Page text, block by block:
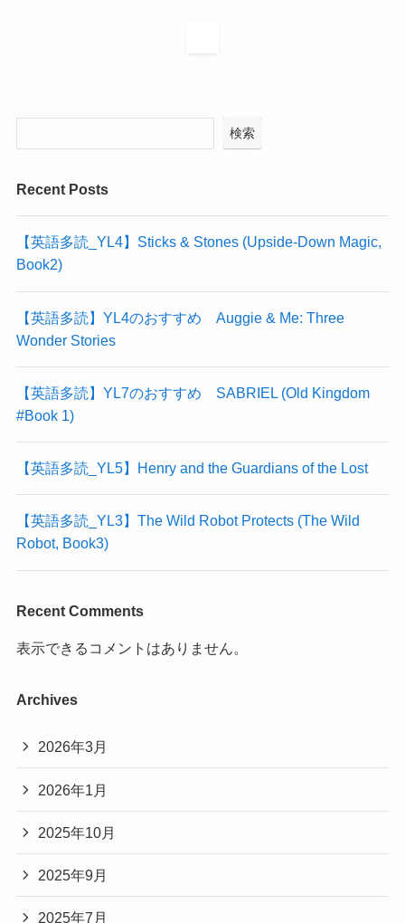
検索
Recent Posts
【英語多読_YL4】Sticks & Stones (Upside-Down Magic,
Book2)
【英語多読】YL4のおすすめ Auggie & Me: Three
Wonder Stories
【英語多読】YL7のおすすめ SABRIEL (Old Kingdom
#Book 1)
【英語多読_YL5】Henry and the Guardians of the Lost
【英語多読_YL3】The Wild Robot Protects (The Wild
Robot, Book3)
Recent Comments
表示できるコメントはありません。
Archives
2026年3月
2026年1月
2025年10月
2025年9月
2025年7月